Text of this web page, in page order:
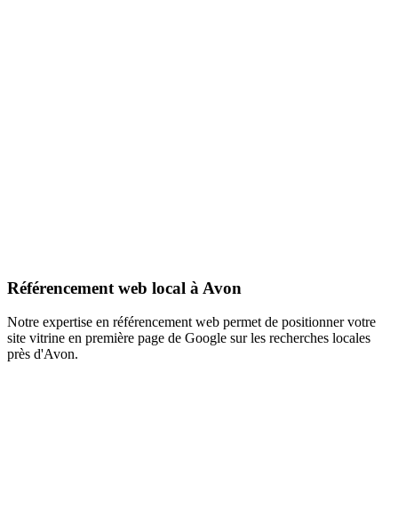
Référencement web local à Avon
Notre expertise en référencement web permet de positionner votre
site vitrine en première page de Google sur les recherches locales
près d'Avon.